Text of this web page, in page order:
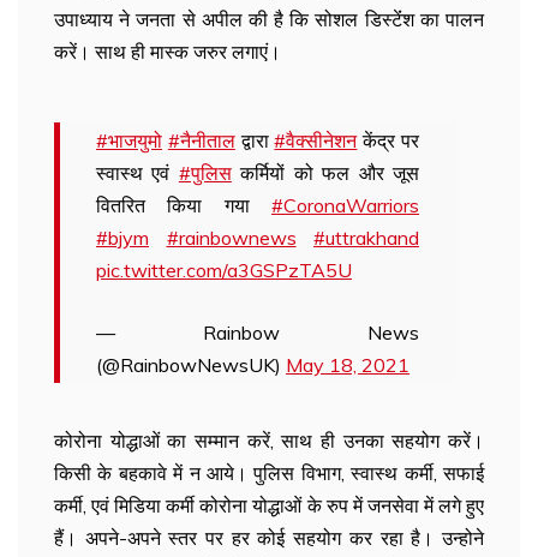
उपाध्याय ने जनता से अपील की है कि सोशल डिस्टेंंश का पालन
करें। साथ ही मास्क जरुर लगाएं।
#भाजयुमो #नैनीतालद्वारा#वैक्सीनेशनकेंद्र पर
स्वास्थ एवं #पुलिसकर्मियों को फल और जूस
वितरित किया गया #CoronaWarriors
#bjym
#rainbownews
#uttrakhand
pic.twitter.com/a3GSPzTA5U
— Rainbow News
(@RainbowNewsUK) May 18, 2021
कोरोना योद्धाओं का सम्मान करें, साथ ही उनका सहयोग करें।
किसी के बहकावे में न आये। पुलिस विभाग, स्वास्थ कर्मी, सफाई
कर्मी, एवं मिडिया कर्मी कोरोना योद्धाओं के रुप में जनसेवा में लगे हुए
हैं। अपने-अपने स्तर पर हर कोई सहयोग कर रहा है। उन्होने